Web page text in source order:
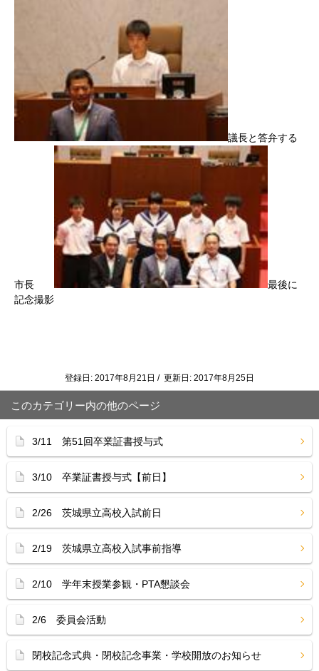
議長と答弁する
市長
最後に
記念撮影
登録日: 2017年8月21日 / 更新日: 2017年8月25日
このカテゴリー内の他のページ
3/11 第51回卒業証書授与式
3/10 卒業証書授与式【前日】
2/26 茨城県立高校入試前日
2/19 茨城県立高校入試事前指導
2/10 学年末授業参観・PTA懇談会
2/6 委員会活動
閉校記念式典・閉校記念事業・学校開放のお知らせ